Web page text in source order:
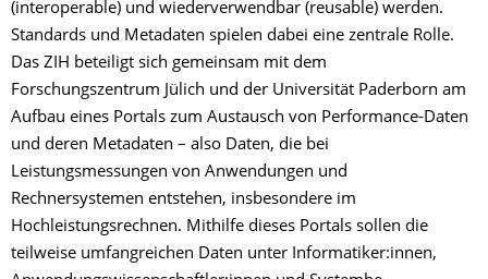
(interoperable) und wiederverwendbar (reusable) werden.
Standards und Metadaten spielen dabei eine zentrale Rolle.
Das ZIH beteiligt sich gemeinsam mit dem
Forschungszentrum Jülich und der Universität Paderborn am
Aufbau eines Portals zum Austausch von Performance-Daten
und deren Metadaten – also Daten, die bei
Leistungsmessungen von Anwendungen und
Rechnersystemen entstehen, insbesondere im
Hochleistungsrechnen. Mithilfe dieses Portals sollen die
teilweise umfangreichen Daten unter Informatiker:innen,